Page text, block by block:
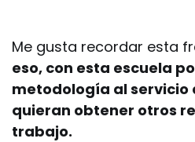
Me gusta recordar esta
eso, con esta escuela
metodología al servicio
quieran obtener otros
trabajo.